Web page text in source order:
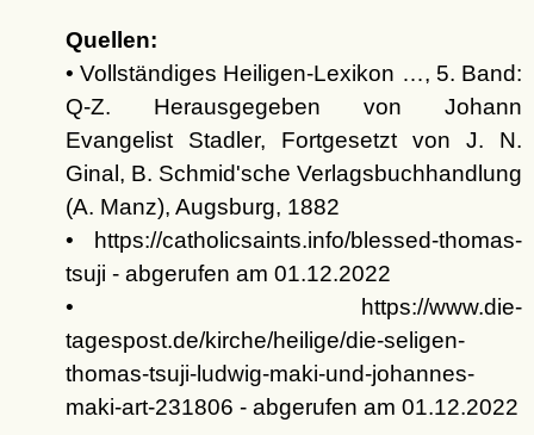
Quellen:
• Vollständiges Heiligen-Lexikon …, 5. Band:
Q-Z. Herausgegeben von Johann
Evangelist Stadler, Fortgesetzt von J. N.
Ginal, B. Schmid'sche Verlagsbuchhandlung
(A. Manz), Augsburg, 1882
• https://catholicsaints.info/blessed-thomas-
tsuji - abgerufen am 01.12.2022
• https://www.die-
tagespost.de/kirche/heilige/die-seligen-
thomas-tsuji-ludwig-maki-und-johannes-
maki-art-231806 - abgerufen am 01.12.2022